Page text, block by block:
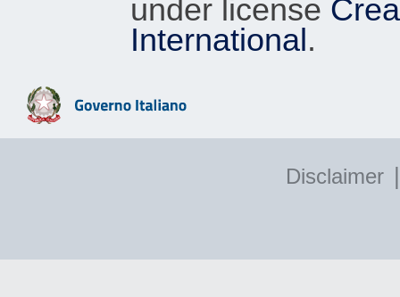
under license
International.
Disclaimer